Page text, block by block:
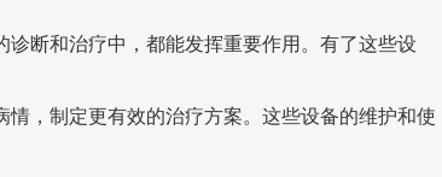
诊断和治疗中，都能发挥重要作用。有了这些设
情，制定更有效的治疗方案。这些设备的维护和使